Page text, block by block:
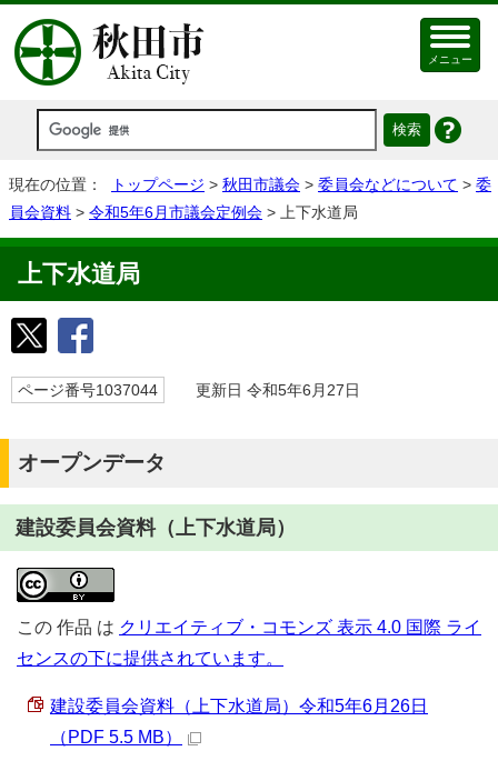
メニュー
現在の位置： トップページ > 秋田市議会 > 委員会などについて > 委
員会資料 > 令和5年6月市議会定例会 > 上下水道局
上下水道局
ページ番号1037044 更新日 令和5年6月27日
オープンデータ
建設委員会資料（上下水道局）
この 作品 は クリエイティブ・コモンズ 表示 4.0 国際 ライ
センスの下に提供されています。
建設委員会資料（上下水道局）令和5年6月26日
（PDF 5.5 MB）